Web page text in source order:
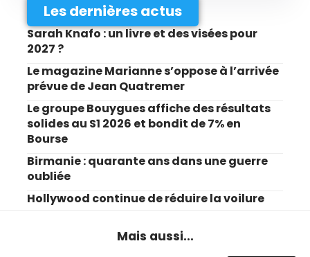
Les dernières actus
Sarah Knafo : un livre et des visées pour
2027 ?
Le magazine Marianne s’oppose à l’arrivée
prévue de Jean Quatremer
Le groupe Bouygues affiche des résultats
solides au S1 2026 et bondit de 7% en
Bourse
Birmanie : quarante ans dans une guerre
oubliée
Hollywood continue de réduire la voilure
Mais aussi...